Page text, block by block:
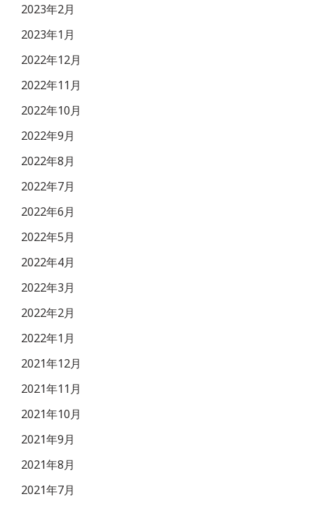
2023年2月
2023年1月
2022年12月
2022年11月
2022年10月
2022年9月
2022年8月
2022年7月
2022年6月
2022年5月
2022年4月
2022年3月
2022年2月
2022年1月
2021年12月
2021年11月
2021年10月
2021年9月
2021年8月
2021年7月